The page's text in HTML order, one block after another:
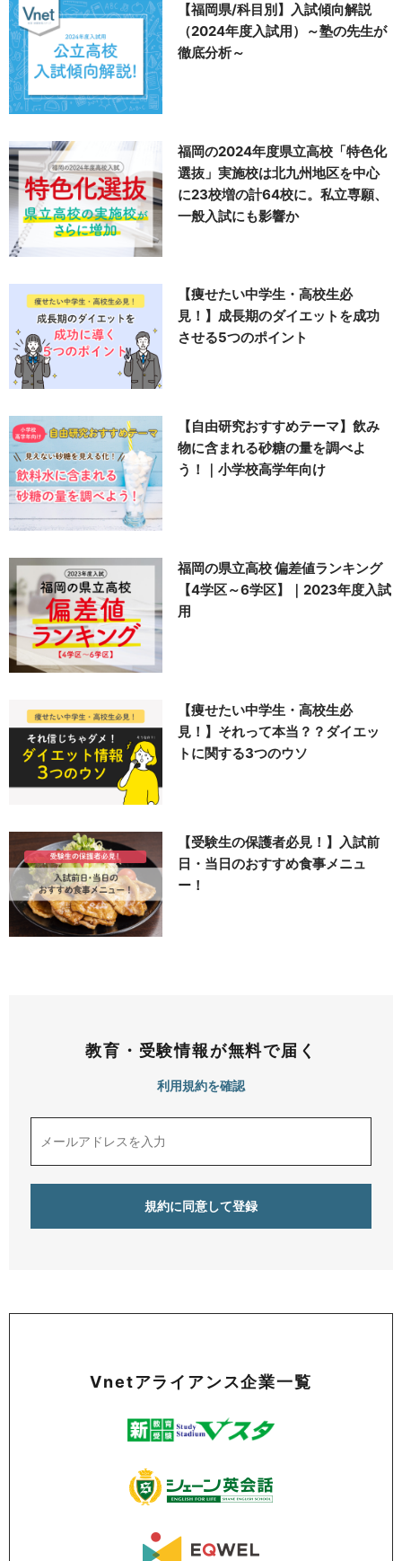
【福岡県/科目別】入試傾向解説
（2024年度入試用）～塾の先生が
徹底分析～
福岡の2024年度県立高校「特色化
選抜」実施校は北九州地区を中心
に23校増の計64校に。私立専願、
一般入試にも影響か
【痩せたい中学生・高校生必
見！】成長期のダイエットを成功
させる5つのポイント
【自由研究おすすめテーマ】飲み
物に含まれる砂糖の量を調べよ
う！｜小学校高学年向け
福岡の県立高校 偏差値ランキング
【4学区～6学区】｜2023年度入試
用
【痩せたい中学生・高校生必
見！】それって本当？？ダイエッ
トに関する3つのウソ
【受験生の保護者必見！】入試前
日・当日のおすすめ食事メニュ
ー！
教育・受験情報が無料で届く
利用規約を確認
Vnetアライアンス企業一覧